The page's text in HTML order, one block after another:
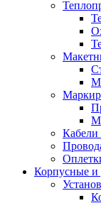
Кабели
Корпусные и